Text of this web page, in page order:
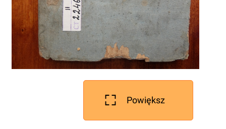
Powiększ